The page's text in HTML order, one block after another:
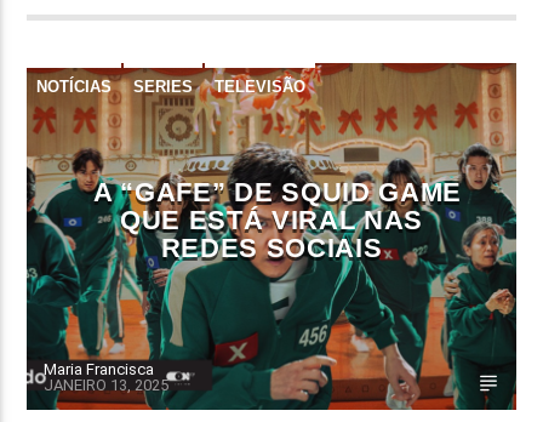
NOTÍCIAS SERIES TELEVISÃO
A “GAFE” DE SQUID GAME
QUE ESTÁ VIRAL NAS
REDES SOCIAIS
Maria Francisca
JANEIRO 13, 2025